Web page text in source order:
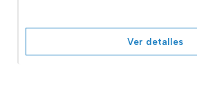
Ver detalles